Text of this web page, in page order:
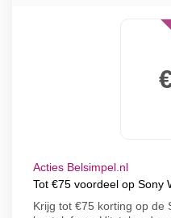
Acties Belsimpel.nl
Tot €75 voordeel op Sony
Krijg tot €75 korting op de